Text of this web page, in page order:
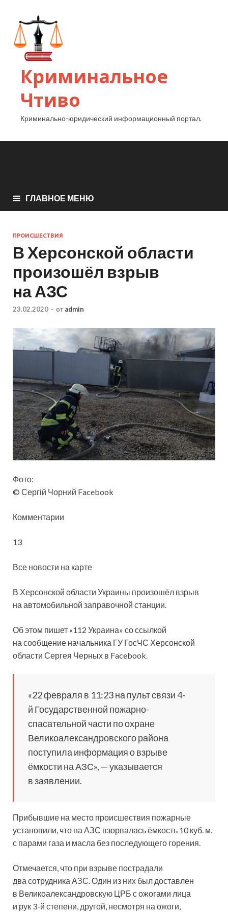
Криминальное
Чтиво
Криминально-юридический информационный портал.
ГЛАВНОЕ МЕНЮ
ПРОИСШЕСТВИЯ
В Херсонской области
произошёл взрыв
на АЗС
23.02.2020 - от admin
Фото:
© Сергій Чорний Facebook
Комментарии
13
Все новости на карте
В Херсонской области Украины произошёл взрыв
на автомобильной заправочной станции.
Об этом пишет «112 Украина» со ссылкой
на сообщение начальника ГУ ГосЧС Херсонской
области Сергея Черных в Facebook.
«22 февраля в 11:23 на пульт связи 4-
й Государственной пожарно-
спасательной части по охране
Великоалександровского района
поступила информация о взрыве
ёмкости на АЗС», — указывается
в заявлении.
Прибывшие на место происшествия пожарные
установили, что на АЗС взорвалась ёмкость 10 куб. м.
с парами газа и масла без последующего горения.
Отмечается, что при взрыве пострадали
два сотрудника АЗС. Один из них был доставлен
в Великоалександровскую ЦРБ с ожогами лица
и рук 3-й степени, другой, несмотря на ожоги,